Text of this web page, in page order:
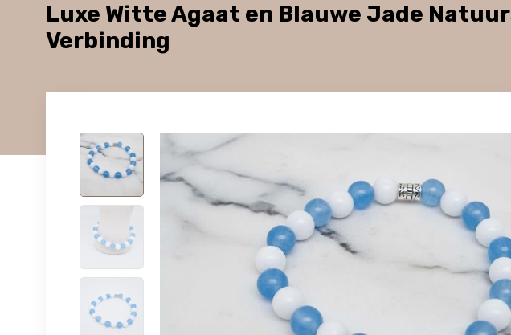
Luxe Witte Agaat en Blauwe Jade
Verbinding